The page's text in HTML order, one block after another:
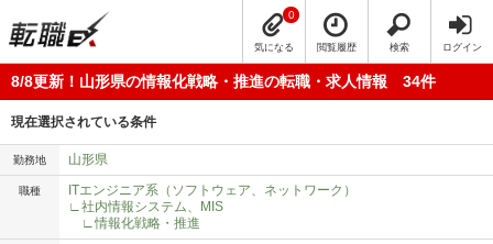
気になる
0
閲覧履歴 検索 ログイン
8/8更新！山形県の情報化戦略・推進の転職・求人情報 34件
現在選択されている条件
勤務地 山形県
職種
ITエンジニア系（ソフトウェア、ネットワーク）
∟社内情報システム、MIS
∟情報化戦略・推進